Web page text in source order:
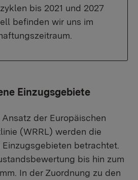
bis 2021 und 2027
befinden wir uns im
Einzugsgebiete
der Europäischen
(WRRL) werden die
betrachtet.
bis hin zum
In der Zuordnung zu den